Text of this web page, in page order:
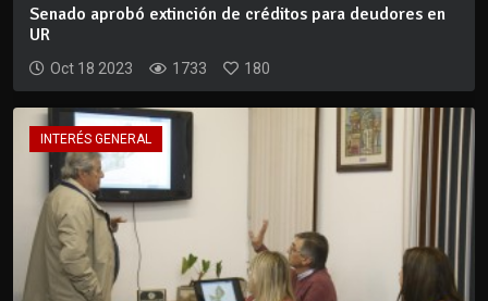
Senado aprobó extinción de créditos para deudores en
UR
Oct 18 2023 1733 180
INTERÉS GENERAL